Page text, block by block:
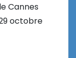
Cannes
octobre